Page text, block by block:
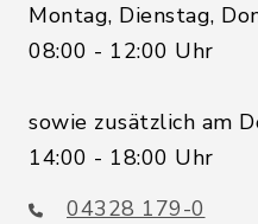
Montag, Dienstag,
08:00 - 12:00 Uhr
sowie zusätzlich am
14:00 - 18:00 Uhr
04328 179-0